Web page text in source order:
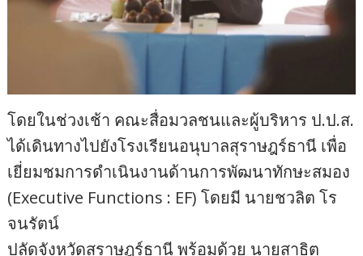
​โดยในช่วงเช้า คณะสื่อมวลชนและผู้บริหาร ป.ป.ส.
ได้เดินทางไปยังโรงเรียนอนุบาลสุราษฎร์ธานี เพื่อ
เยี่ยมชมการดำเนินงานด้านการพัฒนาทักษะสมอง
(Executive Functions : EF) โดยมี นายชวลิต โร
จนรัตน์
ปลัดจังหวัดสุราษฎร์ธานี พร้อมด้วย นายสาธิต